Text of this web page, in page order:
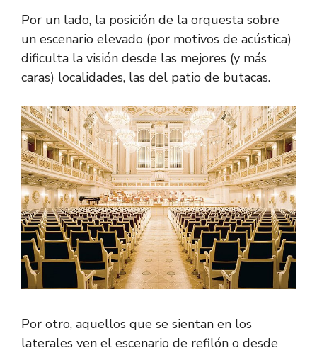
Por un lado, la posición de la orquesta sobre
un escenario elevado (por motivos de acústica)
dificulta la visión desde las mejores (y más
caras) localidades, las del patio de butacas.
Por otro, aquellos que se sientan en los
laterales ven el escenario de refilón o desde